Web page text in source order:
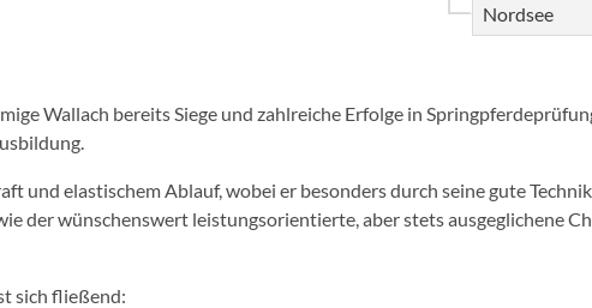
Nordsee
Wallach bereits Siege und zahlreiche Erfolge in
und elastischem Ablauf, wobei er besonders durch seine gute
der wünschenswert leistungsorientierte, aber stets ausgeglichene
sich fließend: